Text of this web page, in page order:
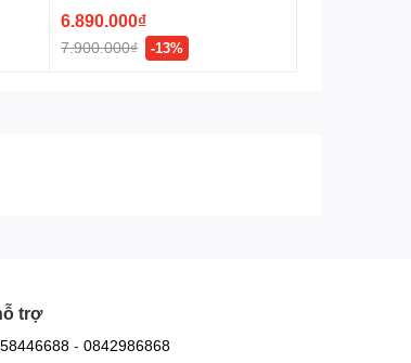
6.890.000₫
7.900.000₫ -13%
trợ
- 0842986868